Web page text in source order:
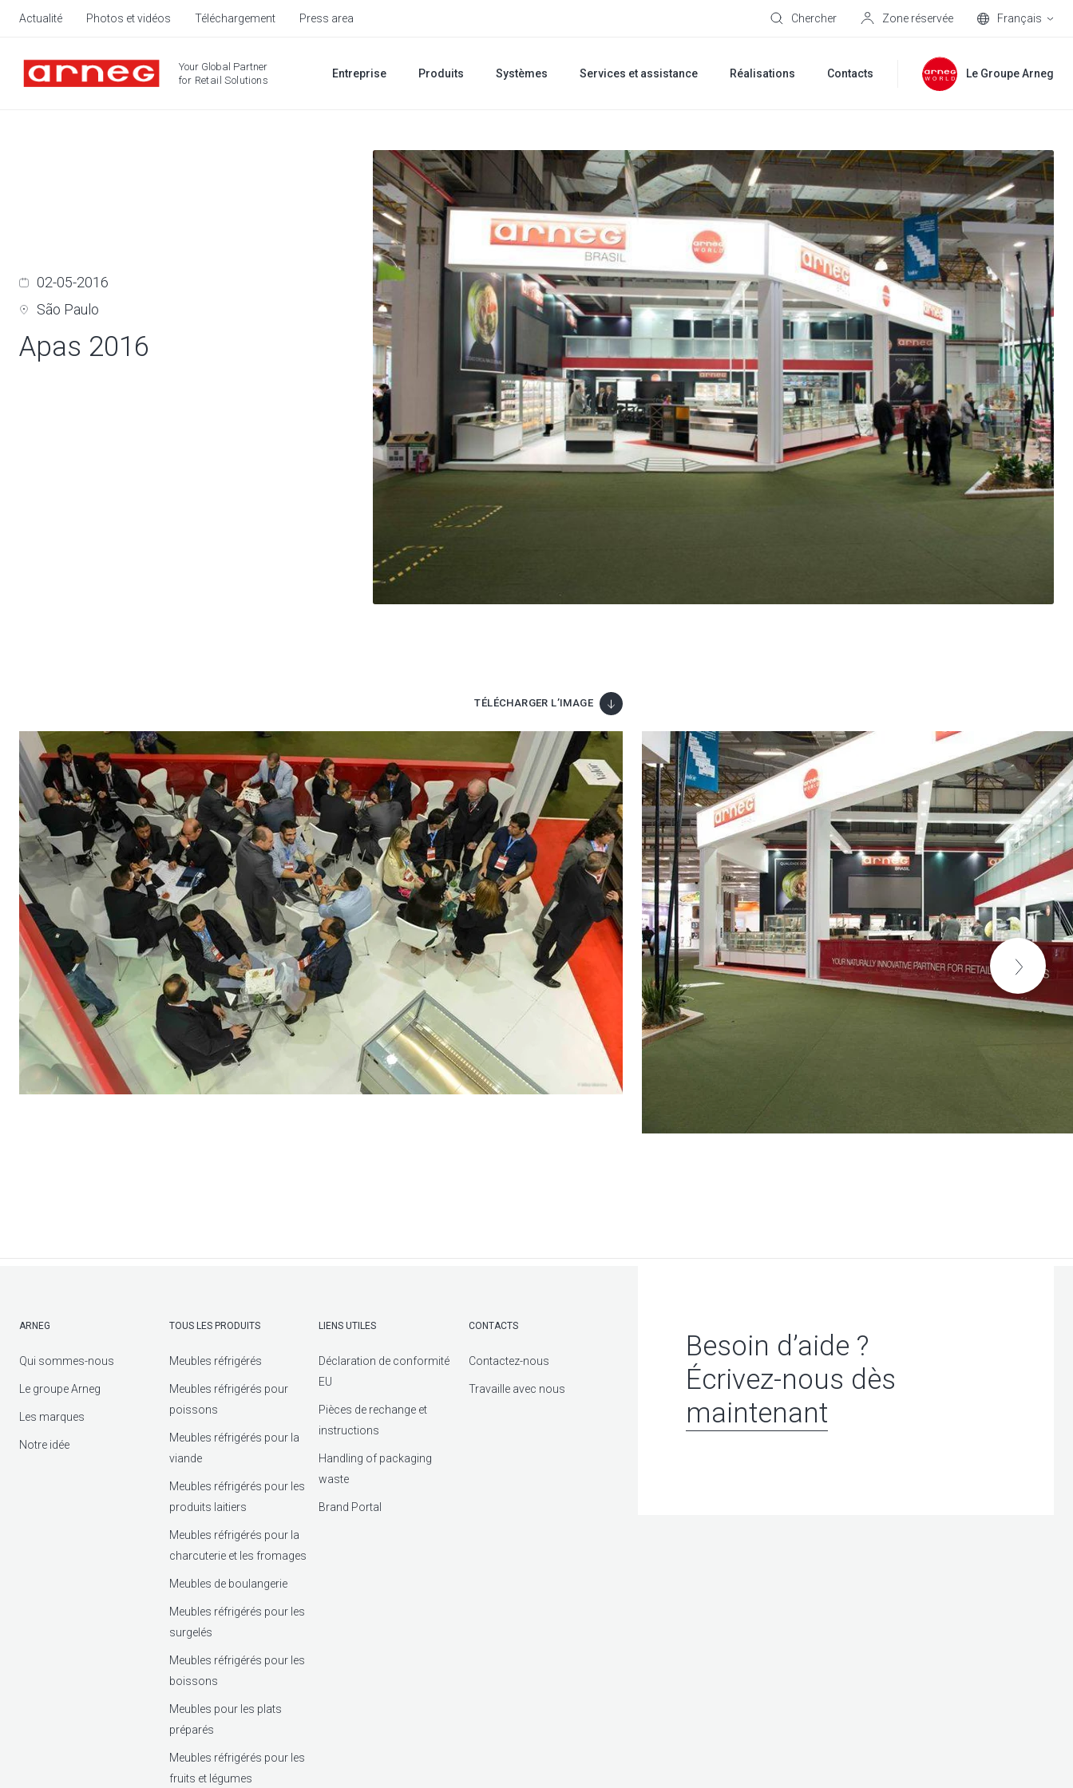
Actualité Photos et vidéos Téléchargement Press area Chercher Zone réservée Français
Your Global Partner
for Retail Solutions
Entreprise Produits Systèmes Services et assistance Réalisations Contacts Le Groupe Arneg
02-05-2016
São Paulo
Apas 2016
TÉLÉCHARGER L’IMAGE
ARNEG
Qui sommes-nous
Le groupe Arneg
Les marques
Notre idée
TOUS LES PRODUITS
Meubles réfrigérés
Meubles réfrigérés pour
poissons
Meubles réfrigérés pour la
viande
Meubles réfrigérés pour les
produits laitiers
Meubles réfrigérés pour la
charcuterie et les fromages
Meubles de boulangerie
Meubles réfrigérés pour les
surgelés
Meubles réfrigérés pour les
boissons
Meubles pour les plats
préparés
Meubles réfrigérés pour les
fruits et légumes
LIENS UTILES
Déclaration de conformité
EU
Pièces de rechange et
instructions
Handling of packaging
waste
Brand Portal
CONTACTS
Contactez-nous
Travaille avec nous
Besoin d’aide ?
Écrivez-nous dès
maintenant